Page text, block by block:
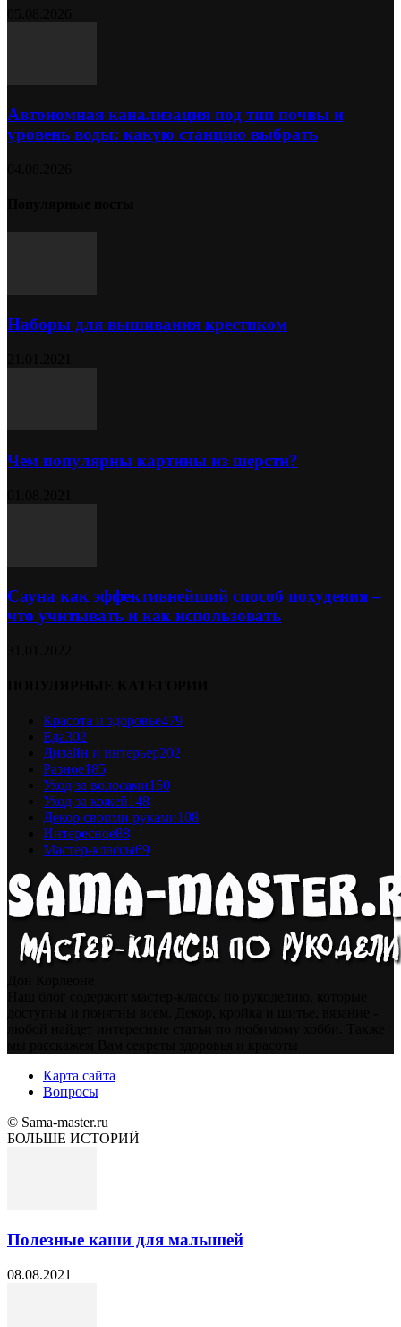
Автономная канализация под тип почвы и
уровень воды: какую станцию выбрать
Наборы для вышивания крестиком
Чем популярны картины из шерсти?
Сауна как эффективнейший способ похудения –
что учитывать и как использовать
Красота и здоровье479
Еда302
Дизайн и интерьер202
Разное185
Уход за волосами150
Уход за кожей148
Декор своими руками108
Интересное88
Мастер-классы69
Карта сайта
Вопросы
© Sama-master.ru
БОЛЬШЕ ИСТОРИЙ
Полезные каши для малышей
08.08.2021